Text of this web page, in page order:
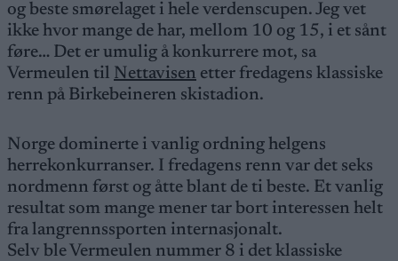
og beste smørelaget i hele verdenscupen. Jeg vet
ikke hvor mange de har, mellom 10 og 15, i et sånt
føre… Det er umulig å konkurrere mot, sa
Vermeulen til Nettavisen etter fredagens klassiske
renn på Birkebeineren skistadion.
Norge dominerte i vanlig ordning helgens
herrekonkurranser. I fredagens renn var det seks
nordmenn først og åtte blant de ti beste. Et vanlig
resultat som mange mener tar bort interessen helt
fra langrennssporten internasjonalt.
Selv ble Vermeulen nummer 8 i det klassiske